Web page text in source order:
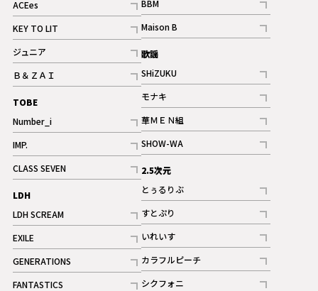
ACEes
記事
KEY TO LIT
記事
ジュニア
記事
Ｂ＆ＺＡＩ
記事
TOBE
Number_i
記事
IMP.
記事
CLASS SEVEN
記事
LDH
LDH SCREAM
記事
EXILE
記事
GENERATIONS
記事
FANTASTICS
BBM
記事
ギャラリー
Maison B
記事
歌謡
SHiZUKU
記事
モナキ
記事
華ＭＥＮ組
記事
SHOW-WA
記事
2.5次元
とぅるりぶ
記事
すとぷり
記事
ギャラリー
いれいす
記事
ギャラリー
カラフルピーチ
記事
シクフォニ